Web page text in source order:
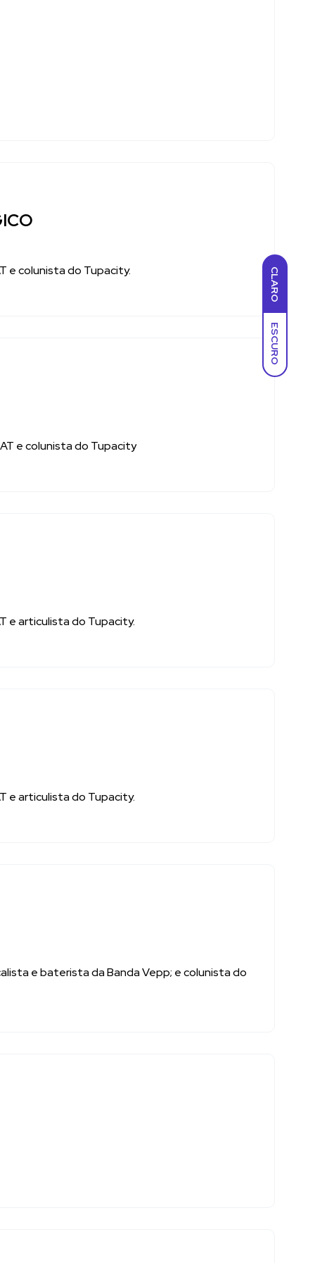
CLARO
ESCURO
e colunista do Tupacity.
e colunista do Tupacity
e articulista do Tupacity.
e articulista do Tupacity.
e baterista da Banda Vepp; e colunista do